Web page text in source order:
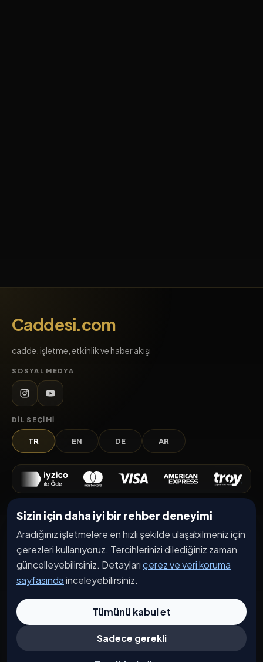
Sizin için daha iyi bir rehber deneyimi
Aradığınız işletmelere en hızlı şekilde ulaşabilmeniz için
çerezleri kullanıyoruz. Tercihlerinizi dilediğiniz zaman
güncelleyebilirsiniz. Detaylarıçerez ve veri koruma
sayfasındainceleyebilirsiniz.
Tümünü kabul et
Sadece gerekli
Caddesi.com
cadde, işletme, etkinlik ve haber akışı
SOSYAL MEDYA
DIL SEÇIMI
TR EN DE AR
Keşfet
İşletmeler
Etkinlikler
Kampanyalar
İşletme Başvurusu
Kurumsal